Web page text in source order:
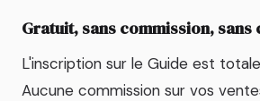
Gratuit, sans commission,
L'inscription sur le Guide est
Aucune commission sur vos